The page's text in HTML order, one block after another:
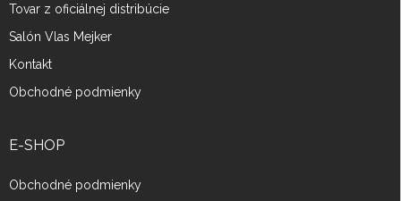
Tovar z oficiálnej distribúcie
Salón Vlas Mejker
Kontakt
Obchodné podmienky
E-SHOP
Obchodné podmienky